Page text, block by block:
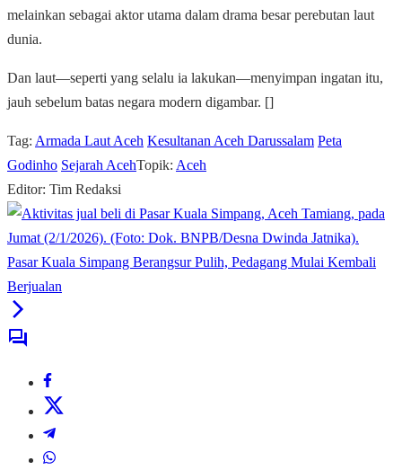
melainkan sebagai aktor utama dalam drama besar perebutan laut
dunia.
Dan laut—seperti yang selalu ia lakukan—menyimpan ingatan itu,
jauh sebelum batas negara modern digambar. []
Tag: Armada Laut Aceh Kesultanan Aceh Darussalam Peta
Godinho Sejarah AcehTopik: Aceh
Editor: Tim Redaksi
Pasar Kuala Simpang Berangsur Pulih, Pedagang Mulai Kembali
Berjualan